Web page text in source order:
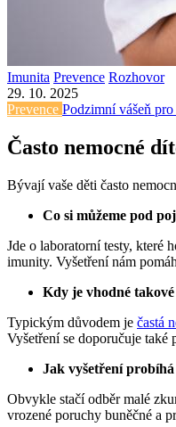
Imunita Prevence Rozhovor
29. 10. 2025
Prevence Podzimní vášeň
Často nemocné
Bývají vaše děti často
Co si můžeme pod
Jde o laboratorní testy, které
imunity. Vyšetření nám
Kdy je vhodné
Typickým důvodem je častá
Vyšetření se doporučuje
Jak vyšetření
Obvykle stačí odběr malé
vrozené poruchy buněčné a